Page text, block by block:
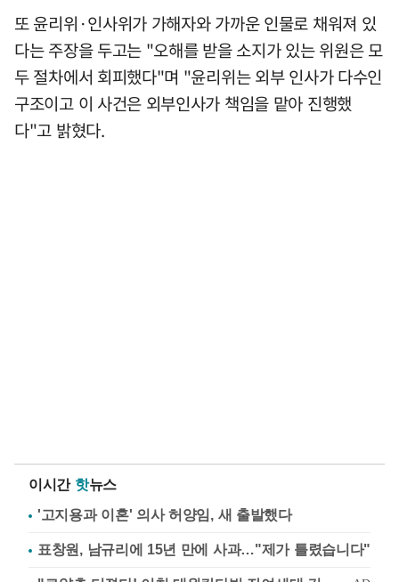
또 윤리위·인사위가 가해자와 가까운 인물로 채워져 있
다는 주장을 두고는 "오해를 받을 소지가 있는 위원은 모
두 절차에서 회피했다"며 "윤리위는 외부 인사가 다수인
구조이고 이 사건은 외부인사가 책임을 맡아 진행했
다"고 밝혔다.
이시간 핫뉴스
'고지용과 이혼' 의사 허양임, 새 출발했다
표창원, 남규리에 15년 만에 사과…"제가 틀렸습니다"